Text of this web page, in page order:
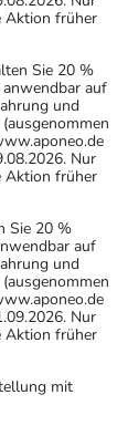
Aktion früher
Sie 20 %
auf
und
Nur
Aktion früher
Sie 20 %
auf
und
Nur
Aktion früher
mit